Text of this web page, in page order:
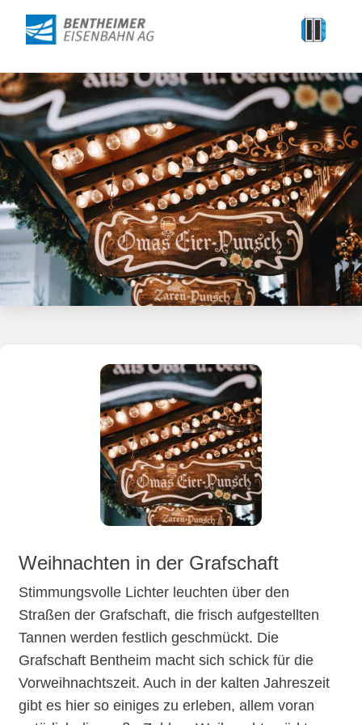
Weihnachten in der Grafschaft
Stimmungsvolle Lichter leuchten über den
Straßen der Grafschaft, die frisch aufgestellten
Tannen werden festlich geschmückt. Die
Grafschaft Bentheim macht sich schick für die
Vorweihnachtszeit. Auch in der kalten Jahreszeit
gibt es hier so einiges zu erleben, allem voran